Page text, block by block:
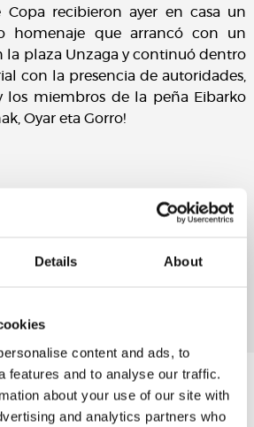
Details About
content and ads, to
features and to analyse our traffic.
about your use of our site with
and analytics partners who
Copa recibieron ayer en casa un
homenaje que arrancó con un
la plaza Unzaga y continuó dentro
con la presencia de autoridades,
los miembros de la peña Eibarko
Oyar eta Gorro!
08/08/2026